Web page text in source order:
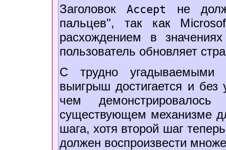
ЗаголовокAccept не
пальцев", так как
расхождением в
пользователь обновляет
С трудно угадываемыми
выигрыш достигается и
чем
существующем механизме
шага, хотя второй шаг
должен воспроизвести